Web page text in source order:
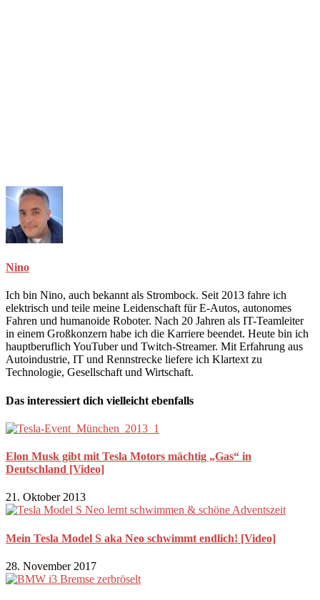
Nino
Ich bin Nino, auch bekannt als Strombock. Seit 2013 fahre ich
elektrisch und teile meine Leidenschaft für E-Autos, autonomes
Fahren und humanoide Roboter. Nach 20 Jahren als IT-Teamleiter
in einem Großkonzern habe ich die Karriere beendet. Heute bin ich
hauptberuflich YouTuber und Twitch-Streamer. Mit Erfahrung aus
Autoindustrie, IT und Rennstrecke liefere ich Klartext zu
Technologie, Gesellschaft und Wirtschaft.
Das interessiert dich vielleicht ebenfalls
Elon Musk gibt mit Tesla Motors mächtig „Gas“ in
Deutschland [Video]
21. Oktober 2013
Mein Tesla Model S aka Neo schwimmt endlich! [Video]
28. November 2017